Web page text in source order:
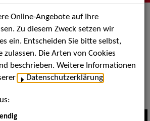
Jean
Tischzauberei
Online-Angebote auf Ihre
Zu diesem Zweck setzen wir
ein. Entscheiden Sie bitte selbst,
zulassen. Die Arten von Cookies
beschrieben. Weitere Informationen
Datenschutzerklärung